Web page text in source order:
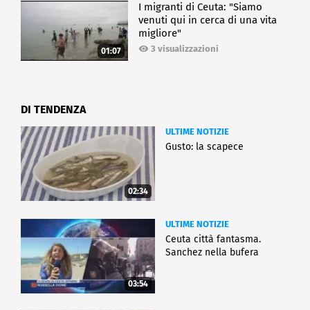
01:07
I migranti di Ceuta: "Siamo
venuti qui in cerca di una vita
migliore"
3 visualizzazioni
DI TENDENZA
02:34
ULTIME NOTIZIE
Gusto: la scapece
03:54
ULTIME NOTIZIE
Ceuta città fantasma.
Sanchez nella bufera